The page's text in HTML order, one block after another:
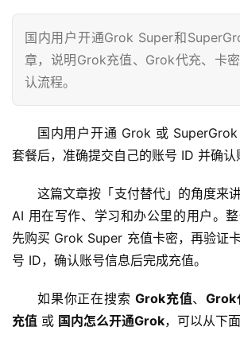
国内用户开通Grok Super和
章，说明Grok充值、Grok代充、卡
认流程。
国内用户开通 Grok 或
套餐后，准确提交自己的账号 ID 并确认
这篇文章按「支付替代」的角度来
AI 用在写作、学习和办公里的用户。整
先购买 Grok Super 充值卡密，再验证
号 ID，确认账号信息后完成充值。
如果你正在搜索 Grok充值、 Grok
充值 或 国内怎么开通Grok，可以从下